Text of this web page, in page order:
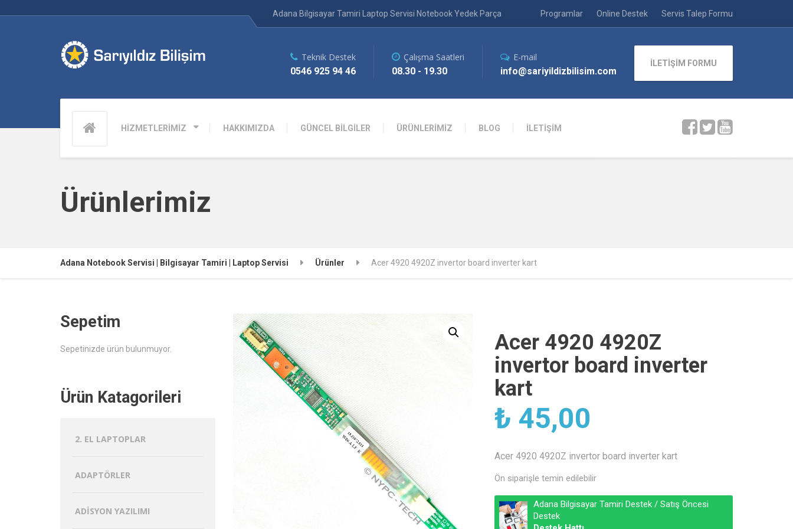
Adana Bilgisayar Tamiri Laptop Servisi Notebook Yedek Parça Programlar Online Destek Servis Talep Formu
HİZMETLERİMİZ HAKKIMIZDA GÜNCEL BİLGİLER ÜRÜNLERİMİZ BLOG İLETİŞİM
Teknik Destek
0546 925 94 46
Çalışma Saatleri
08.30 - 19.30
E-mail
info@sariyildizbilisim.com
İLETİŞİM FORMU
Ürünlerimiz
Adana Notebook Servisi | Bilgisayar Tamiri | Laptop Servisi Ürünler Acer 4920 4920Z invertor board inverter kart
Acer 4920 4920Z
invertor board inverter
kart
₺ 45,00
Acer 4920 4920Z invertor board inverter kart
Ön siparişle temin edilebilir
Adana Bilgisayar Tamiri Destek / Satış Öncesi
Destek
Sepetim
Sepetinizde ürün bulunmuyor.
Ürün Katagorileri
2. EL LAPTOPLAR
ADAPTÖRLER
ADISYON YAZILIMI